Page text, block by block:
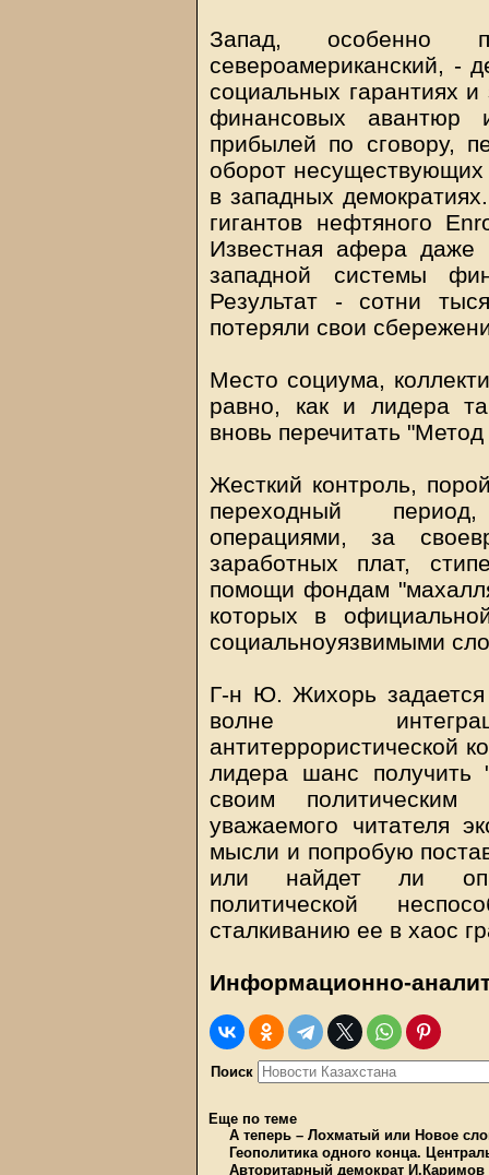
Запад, особенно
североамериканский, -
социальных гарантиях
финансовых авантюр
прибылей по сговору,
оборот
в западных
гигантов нефтяного
Известная афера даже
западной системы
Результат - сотни
потеряли свои
Место социума,
равно, как и лидера
вновь перечитать
Жесткий контроль,
переходный
операциями, за
заработных плат,
помощи фондам
которых в
социальноуязвимыми
Г-н Ю. Жихорь
волне
антитеррористической
лидера шанс получить
своим
уважаемого читателя
мысли и попробую
или найдет ли
политической
сталкиванию ее в хаос
Информационно-
Поиск
Еще по теме
А теперь – Лохматый или Новое
Геополитика одного конца.
Авторитарный демократ И.Каримов